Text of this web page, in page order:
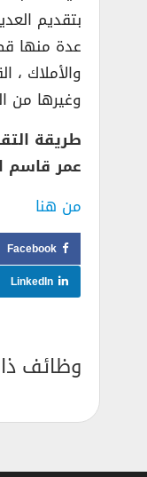
بتقديم
عدة منها
والأملاك ،
وغيرها من
طريقة
عمر قاسم
من هنا
Facebook
LinkedIn
وظائف